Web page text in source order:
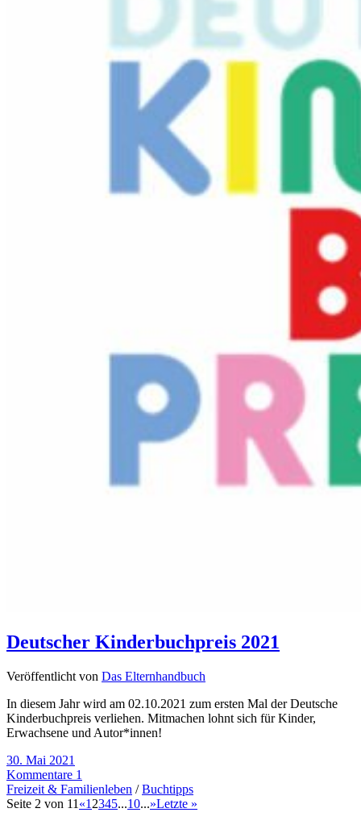
Deutscher Kinderbuchpreis 2021
Veröffentlicht von Das Elternhandbuch
In diesem Jahr wird am 02.10.2021 zum ersten Mal der Deutsche
Kinderbuchpreis verliehen. Mitmachen lohnt sich für Kinder,
Erwachsene und Autor*innen!
30. Mai 2021
Kommentare 1
Freizeit & Familienleben /Buchtipps
Seite 2 von 11 «1 2345...10...»Letzte »